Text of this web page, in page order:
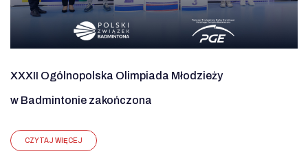
XXXII Ogólnopolska Olimpiada Młodzieży
w Badmintonie zakończona
CZYTAJ WIĘCEJ